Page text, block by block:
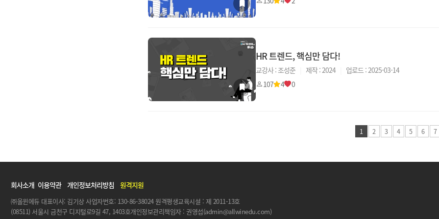
HR 트렌드, 핵심만 담다!
교강사 : 조성준 제작 : 2024
업로드 : 2025-03-14
107
4 0
1 2 3 4 5 6 7
회사소개 이용약관 개인정보처리방침 원격지원
㈜올윈에듀 대표이사: 김기상 사업자번호: 130-86-38024 원격평생교육시설 : 제 2011-13호
(08511) 서울시 금천구 디지털로9길 47, 1403호개인정보관리책임자 : 권영섭(admin@allwinedu.com)